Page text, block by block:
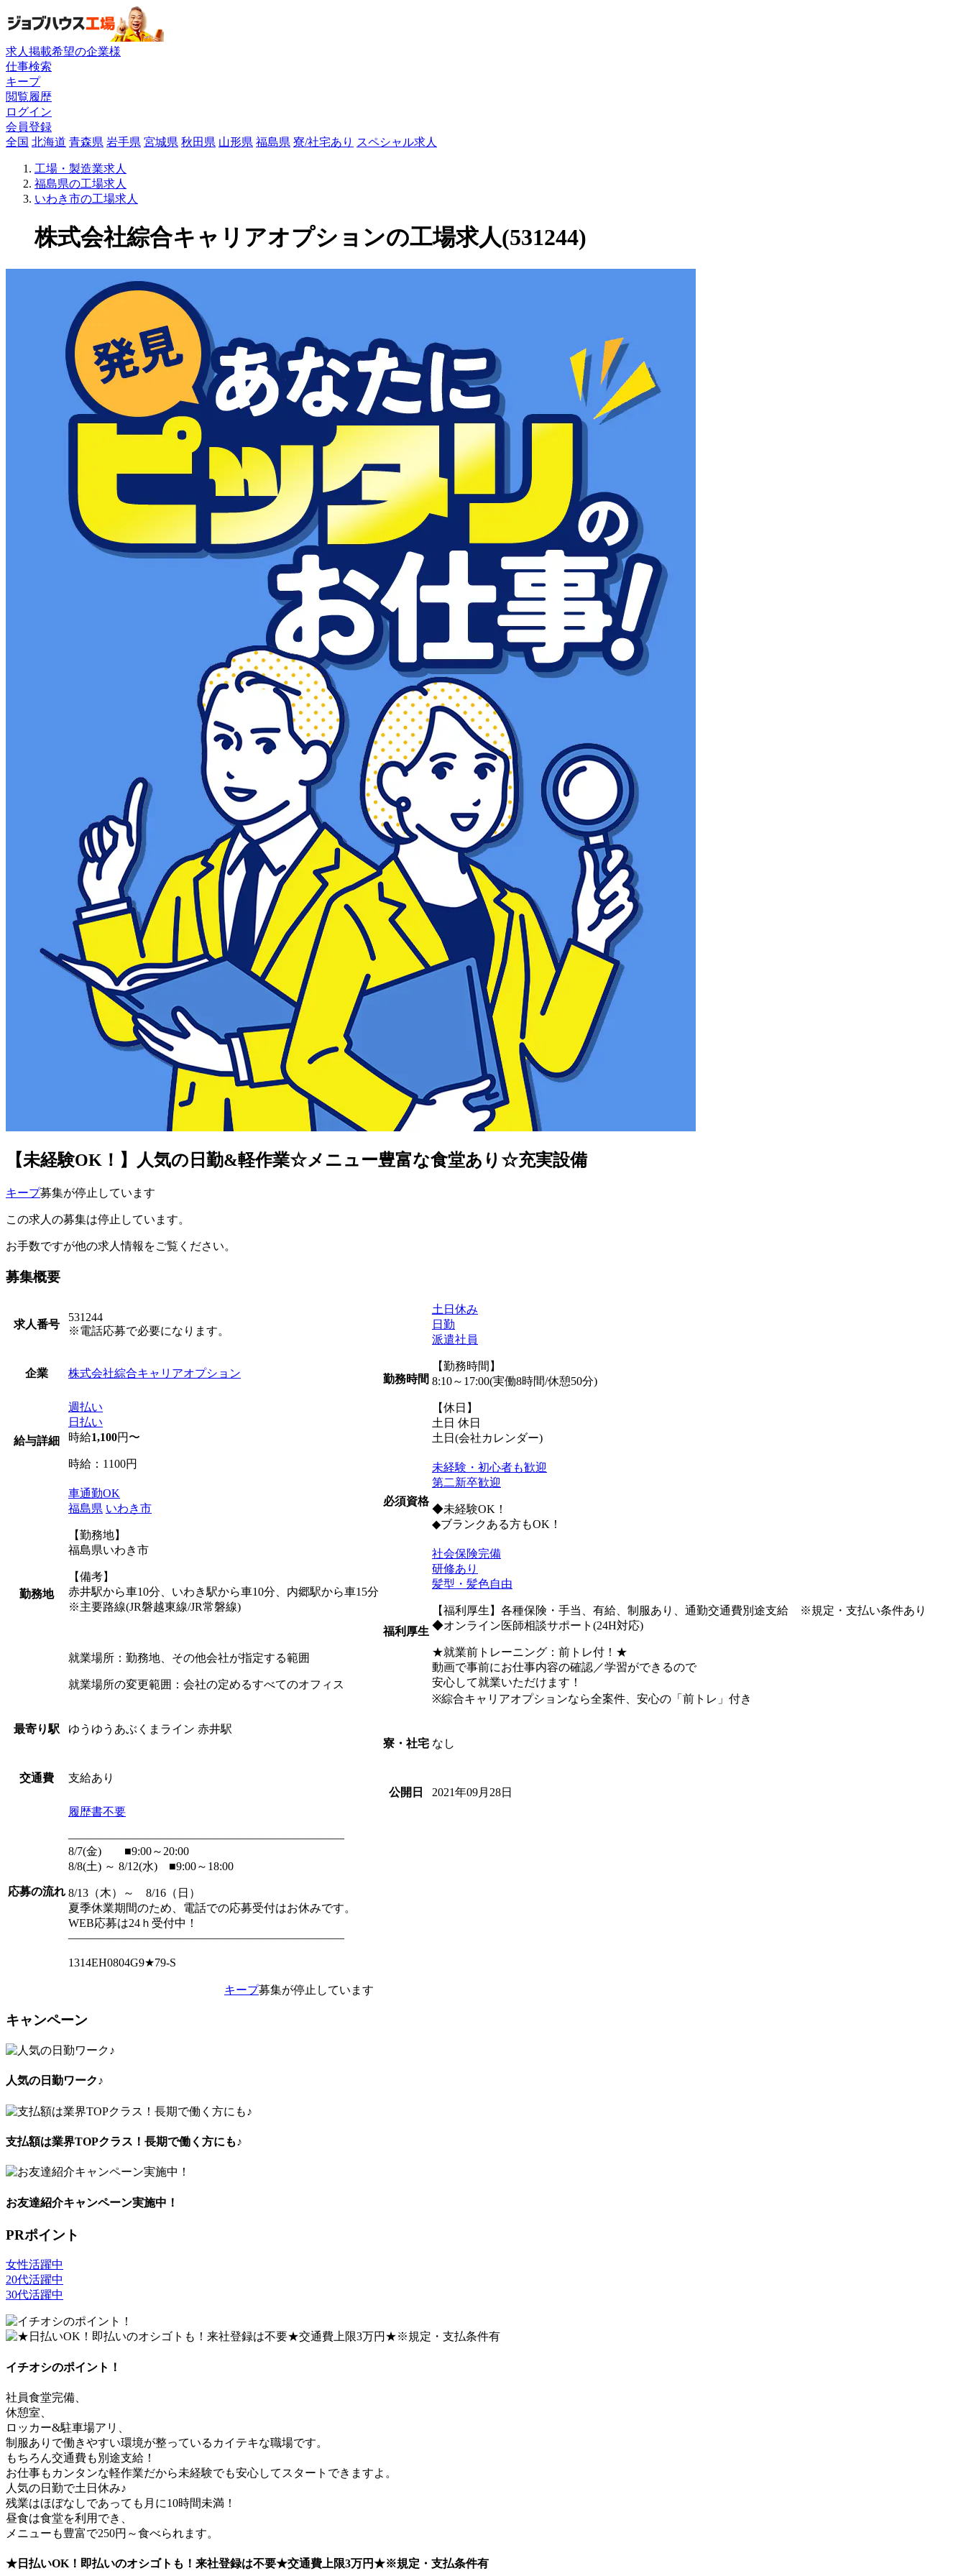
求人掲載希望の企業様
仕事検索
キープ
閲覧履歴
ログイン
会員登録
全国 北海道 青森県 岩手県 宮城県 秋田県 山形県 福島県 寮/社宅あり スペシャル求人
工場・製造業求人
福島県の工場求人
いわき市の工場求人
株式会社綜合キャリアオプションの工場求人(531244)
【未経験OK！】人気の日勤&軽作業☆メニュー豊富な食堂あり☆充実設備
キープ募集が停止しています
この求人の募集は停止しています。
お手数ですが他の求人情報をご覧ください。
募集概要
求人番号
531244
※電話応募で必要になります。
企業 株式会社綜合キャリアオプション
給与詳細
週払い
日払い
時給1,100円〜
時給：1100円
勤務地
車通勤OK
福島県 いわき市
【勤務地】
福島県いわき市
【備考】
赤井駅から車10分、いわき駅から車10分、内郷駅から車15分
※主要路線(JR磐越東線/JR常磐線)
就業場所：勤務地、その他会社が指定する範囲
就業場所の変更範囲：会社の定めるすべてのオフィス
最寄り駅 ゆうゆうあぶくまライン 赤井駅
交通費 支給あり
応募の流れ
履歴書不要
――――――――――――――――――――――――
8/7(金) ■9:00～20:00
8/8(土) ～ 8/12(水) ■9:00～18:00
8/13（木）～ 8/16（日）
夏季休業期間のため、電話での応募受付はお休みです。
WEB応募は24ｈ受付中！
――――――――――――――――――――――――
1314EH0804G9★79-S
勤務時間
土日休み
日勤
派遣社員
【勤務時間】
8:10～17:00(実働8時間/休憩50分)
【休日】
土日 休日
土日(会社カレンダー)
必須資格
未経験・初心者も歓迎
第二新卒歓迎
◆未経験OK！
◆ブランクある方もOK！
福利厚生
社会保険完備
研修あり
髪型・髪色自由
【福利厚生】各種保険・手当、有給、制服あり、通勤交通費別途支給 ※規定・支払い条件あり
◆オンライン医師相談サポート(24H対応)
★就業前トレーニング：前トレ付！★
動画で事前にお仕事内容の確認／学習ができるので
安心して就業いただけます！
※綜合キャリアオプションなら全案件、安心の「前トレ」付き
寮・社宅 なし
公開日 2021年09月28日
キープ募集が停止しています
キャンペーン
人気の日勤ワーク♪
支払額は業界TOPクラス！長期で働く方にも♪
お友達紹介キャンペーン実施中！
PRポイント
女性活躍中
20代活躍中
30代活躍中
イチオシのポイント！
社員食堂完備、
休憩室、
ロッカー&駐車場アリ、
制服ありで働きやすい環境が整っているカイテキな職場です。
もちろん交通費も別途支給！
お仕事もカンタンな軽作業だから未経験でも安心してスタートできますよ。
人気の日勤で土日休み♪
残業はほぼなしであっても月に10時間未満！
昼食は食堂を利用でき、
メニューも豊富で250円～食べられます。
★日払いOK！即払いのオシゴトも！来社登録は不要★交通費上限3万円★※規定・支払条件有